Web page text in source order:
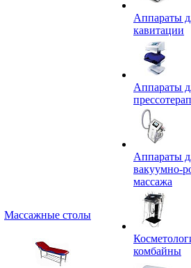
Массажные столы
Аппараты
кавитации
Аппараты
Аппараты
вакуумно-
массажа
комбайны